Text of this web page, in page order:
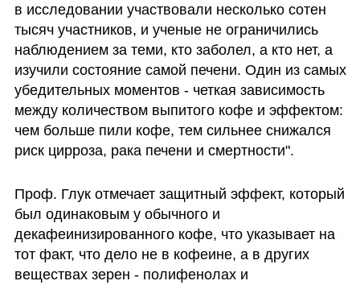
в исследовании участвовали несколько сотен
тысяч участников, и ученые не ограничились
наблюдением за теми, кто заболел, а кто нет, а
изучили состояние самой печени. Один из самых
убедительных моментов - четкая зависимость
между количеством выпитого кофе и эффектом:
чем больше пили кофе, тем сильнее снижался
риск цирроза, рака печени и смертности".
Проф. Глук отмечает защитный эффект, который
был одинаковым у обычного и
декафеинизированного кофе, что указывает на
тот факт, что дело не в кофеине, а в других
веществах зерен - полифенолах и